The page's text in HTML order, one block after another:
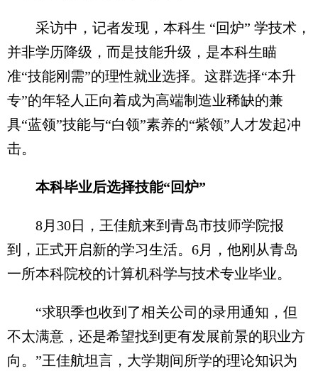
采访中，记者发现，本科生 “回炉” 学技术，
并非学历降级，而是技能升级，是本科生瞄
准“技能刚需”的理性就业选择。这群选择“本升
专”的年轻人正向着成为高端制造业稀缺的兼
具“蓝领”技能与“白领”素养的“紫领”人才发起冲
击。
本科毕业后选择技能“回炉”
8月30日，王佳航来到青岛市技师学院报
到，正式开启新的学习生活。6月，他刚从青岛
一所本科院校的计算机科学与技术专业毕业。
“求职季也收到了相关公司的录用通知，但
不太满意，还是希望找到更有发展前景的职业方
向。”王佳航坦言，大学期间所学的理论知识为